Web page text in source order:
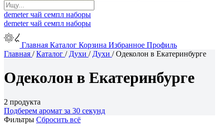
demeterчай семпл наборы
demeterчай семпл наборы
Главная Каталог Корзина Избранное Профиль
Главная /Каталог / Духи / Духи /Одеколон в Екатеринбурге
Одеколон в Екатеринбурге
2 продукта
Подберем аромат за 30 секунд
Фильтры Сбросить всё